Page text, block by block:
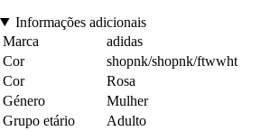
Informações adicionais
Marca
adidas
Cor
shopnk/shopnk/ftwwht
Cor
Rosa
Género
Mulher
Grupo etário
Adulto